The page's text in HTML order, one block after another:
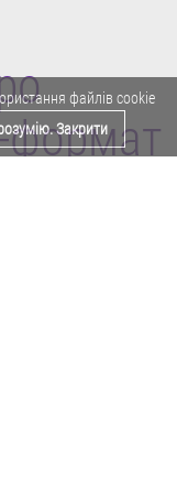
формат
файлів cookie
Закрити